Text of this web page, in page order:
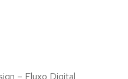
– Fluxo Digital